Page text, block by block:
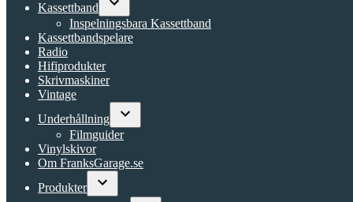
Kassettband
Open
dropdown
menu
Inspelningsbara Kassettband
Kassettbandspelare
Radio
Hifiprodukter
Skrivmaskiner
Vintage
Underhållning
Open
Filmguider
Vinylskivor
Om FranksGarage.se
Produkter
Open